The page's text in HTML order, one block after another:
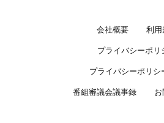
会社概要 利用
プライバシーポリ
プライバシーポリシ
番組審議会議事録